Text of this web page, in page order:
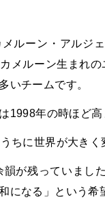
ルーン・アルジ
メルーン生まれ
いチームです。
1998年の時ほど高
ちに世界が大きく
が残っていまし
になる」という希